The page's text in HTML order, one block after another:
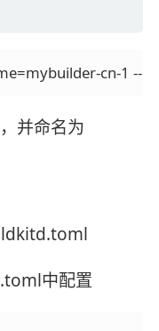
cn-1
并命名为
中配置